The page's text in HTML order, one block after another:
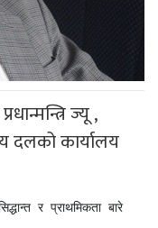
ज्यू ,
दलको कार्यालय
र प्राथमिकता बारे